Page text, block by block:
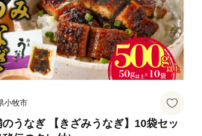
小牧市
のうなぎ 【きざみうなぎ】10袋セッ